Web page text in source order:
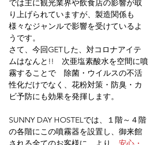
では主に観光業界や飲食店の影響が取
り上げられていますが、製造関係も
様々なジャンルで影響を受けているよ
うです。
さて、今回GETした、対コロナアイテ
ムはなんと!!　次亜塩素酸水を空間に噴
霧することで　除菌・ウイルスの不活
性化だけでなく、花粉対策・防臭・カ
ビ予防にも効果を発揮します。
SUNNY DAY HOSTELでは、１階～４階
の各階にこの噴霧器を設置し、御来館